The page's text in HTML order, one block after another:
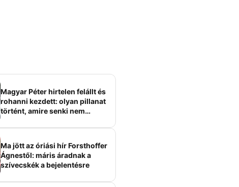
Magyar Péter hirtelen felállt és
rohanni kezdett: olyan pillanat
történt, amire senki nem
Ma jött az óriási hír Forsthoffer
Ágnestől: máris áradnak a
szívecskék a bejelentésre